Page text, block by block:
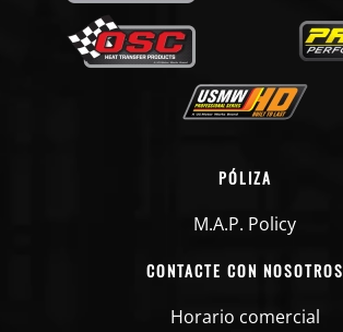
PÓLIZA
M.A.P. Policy
CONTACTE CON NOSOTROS
Horario comercial